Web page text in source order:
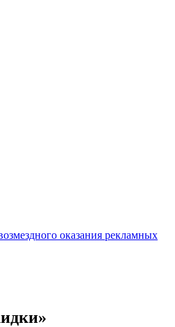
оказания рекламных